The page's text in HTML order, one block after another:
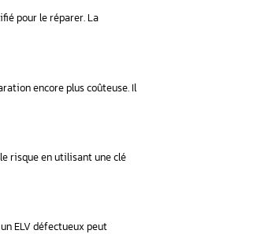
Benz classe b, Mercedes classe A,
?
présent sur les Mercedes depuis 1997.
utilisée n’est pas reconnue.